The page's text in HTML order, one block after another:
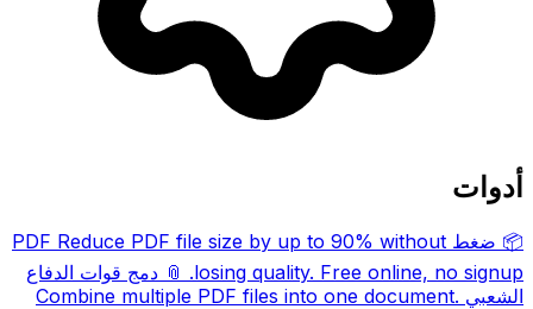
أدوات
📦 ضغط PDF Reduce PDF file size by up to 90% without
losing quality. Free online, no signup.
📎 دمج قوات الدفاع
الشعبي Combine multiple PDF files into one document.